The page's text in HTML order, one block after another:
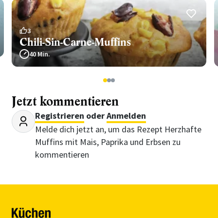
3
Chili-Sin-Carne-Muffins
40 Min.
123
Jetzt kommentieren
Registrieren oderAnmelden
Melde dich jetzt an, um das Rezept Herzhafte
Muffins mit Mais, Paprika und Erbsen zu
kommentieren